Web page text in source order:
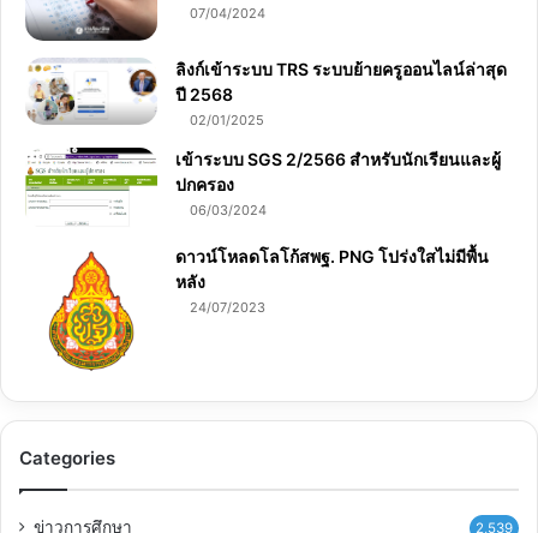
07/04/2024
ลิงก์เข้าระบบ TRS ระบบย้ายครูออนไลน์ล่าสุด
ปี 2568
02/01/2025
เข้าระบบ SGS 2/2566 สำหรับนักเรียนและผู้
ปกครอง
06/03/2024
ดาวน์โหลดโลโก้สพฐ. PNG โปร่งใสไม่มีพื้น
หลัง
24/07/2023
Categories
ข่าวการศึกษา 2,539